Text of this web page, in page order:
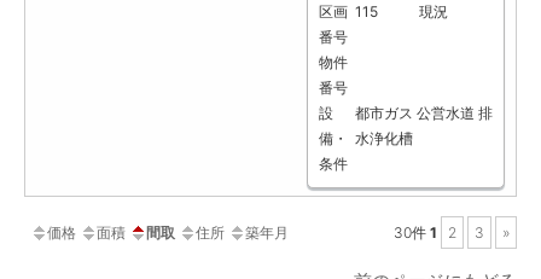
区画
番号
115 現況
物件
番号
設
備・
条件
都市ガス 公営水道 排
水浄化槽
価格 面積 間取 住所 築年月 30件 1 2 3 »